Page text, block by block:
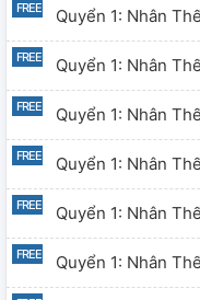
Quyển 1: Nhân
Quyển 1: Nhân
Quyển 1: Nhân
Quyển 1: Nhân
Quyển 1: Nhân
Quyển 1: Nhân